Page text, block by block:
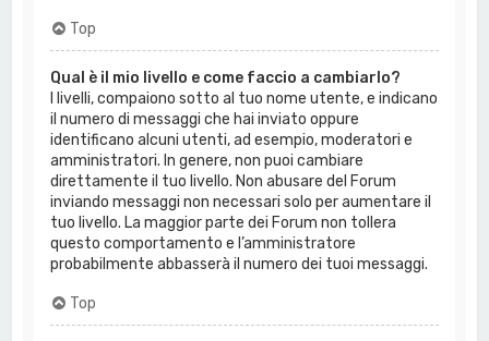
Top
Qual è il mio livello e come faccio a cambiarlo?
I livelli, compaiono sotto al tuo nome utente, e indicano
il numero di messaggi che hai inviato oppure
identificano alcuni utenti, ad esempio, moderatori e
amministratori. In genere, non puoi cambiare
direttamente il tuo livello. Non abusare del Forum
inviando messaggi non necessari solo per aumentare il
tuo livello. La maggior parte dei Forum non tollera
questo comportamento e l’amministratore
probabilmente abbasserà il numero dei tuoi messaggi.
Top